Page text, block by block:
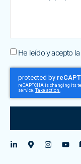
He leído y acepto la